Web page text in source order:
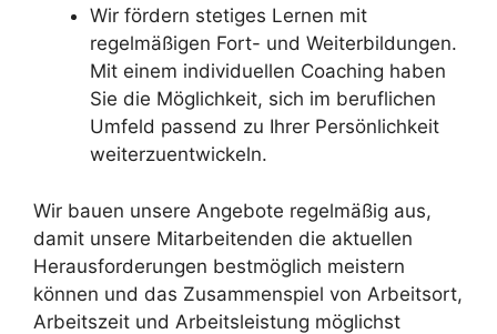
Wir fördern stetiges Lernen mit
regelmäßigen Fort- und Weiterbildungen.
Mit einem individuellen Coaching haben
Sie die Möglichkeit, sich im beruflichen
Umfeld passend zu Ihrer Persönlichkeit
weiterzuentwickeln.
Wir bauen unsere Angebote regelmäßig aus,
damit unsere Mitarbeitenden die aktuellen
Herausforderungen bestmöglich meistern
können und das Zusammenspiel von Arbeitsort,
Arbeitszeit und Arbeitsleistung möglichst